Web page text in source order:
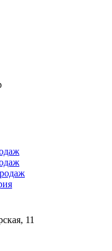
11